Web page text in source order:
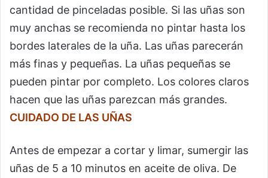
cantidad de pinceladas posible. Si las uñas son
muy anchas se recomienda no pintar hasta los
bordes laterales de la uña. Las uñas parecerán
más finas y pequeñas. La uñas pequeñas se
pueden pintar por completo. Los colores claros
hacen que las uñas parezcan más grandes.
CUIDADO DE LAS UÑAS
Antes de empezar a cortar y limar, sumergir las
uñas de 5 a 10 minutos en aceite de oliva. De